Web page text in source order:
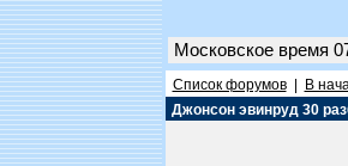
Московское время
Список форумов| В
Джонсон эвинруд 30